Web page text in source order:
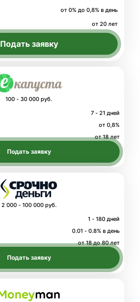
от 0% до 0,8% в день
от 20 лет
Подать заявку
100 - 30 000 руб.
7 - 21 дней
от 0,8%
от 18 лет
Подать заявку
2 000 - 100 000 руб.
1 - 180 дней
0.01 - 0.8% в день
от 18 до 80 лет
Подать заявку